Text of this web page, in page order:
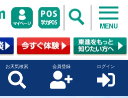
MENU
お天気検索 会員登録 ログイン